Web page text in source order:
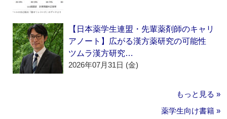
【日本薬学生連盟・先輩薬剤師のキャリ
アノート】広がる漢方薬研究の可能性
ツムラ漢方研究…
2026年07月31日 (金)
もっと見る »
薬学生向け書籍 »